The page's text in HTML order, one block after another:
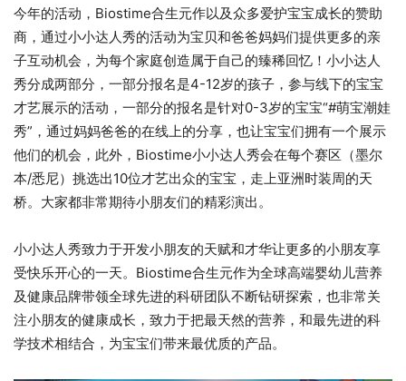
今年的活动，Biostime合生元作以及众多爱护宝宝成长的赞助
商，通过小小达人秀的活动为宝贝和爸爸妈妈们提供更多的亲
子互动机会，为每个家庭创造属于自己的臻稀回忆！小小达人
秀分成两部分，一部分报名是4-12岁的孩子，参与线下的宝宝
才艺展示的活动，一部分的报名是针对0-3岁的宝宝“#萌宝潮娃
秀”，通过妈妈爸爸的在线上的分享，也让宝宝们拥有一个展示
他们的机会，此外，Biostime小小达人秀会在每个赛区（墨尔
本/悉尼）挑选出10位才艺出众的宝宝，走上亚洲时装周的天
桥。大家都非常期待小朋友们的精彩演出。
小小达人秀致力于开发小朋友的天赋和才华让更多的小朋友享
受快乐开心的一天。Biostime合生元作为全球高端婴幼儿营养
及健康品牌带领全球先进的科研团队不断钻研探索，也非常关
注小朋友的健康成长，致力于把最天然的营养，和最先进的科
学技术相结合，为宝宝们带来最优质的产品。